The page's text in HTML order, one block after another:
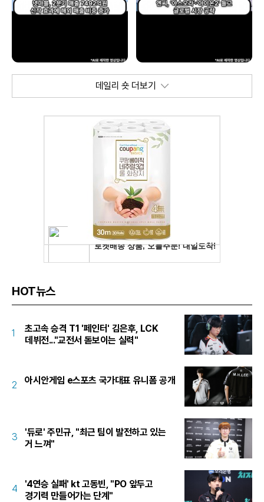
데일리 숏 더보기
HOT뉴스
1
초고속 승격 T1 '페인터' 김은후, LCK
데뷔전..."교전서 돋보이는 실력"
2 아시안게임 e스포츠 국가대표 유니폼 공개
3
'듀로' 주민규, "최근 팀이 발전하고 있는
거 느껴"
4
'4연승 실패' kt 고동빈, "PO 앞두고
경기력 만들어가는 단계"